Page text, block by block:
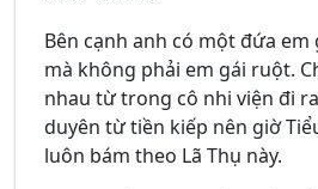
Bên cạnh anh có một đứa em
mà không phải em gái ruột.
nhau từ trong cô nhi viện đi
duyên từ tiền kiếp nên giờ
luôn bám theo Lã Thụ này.